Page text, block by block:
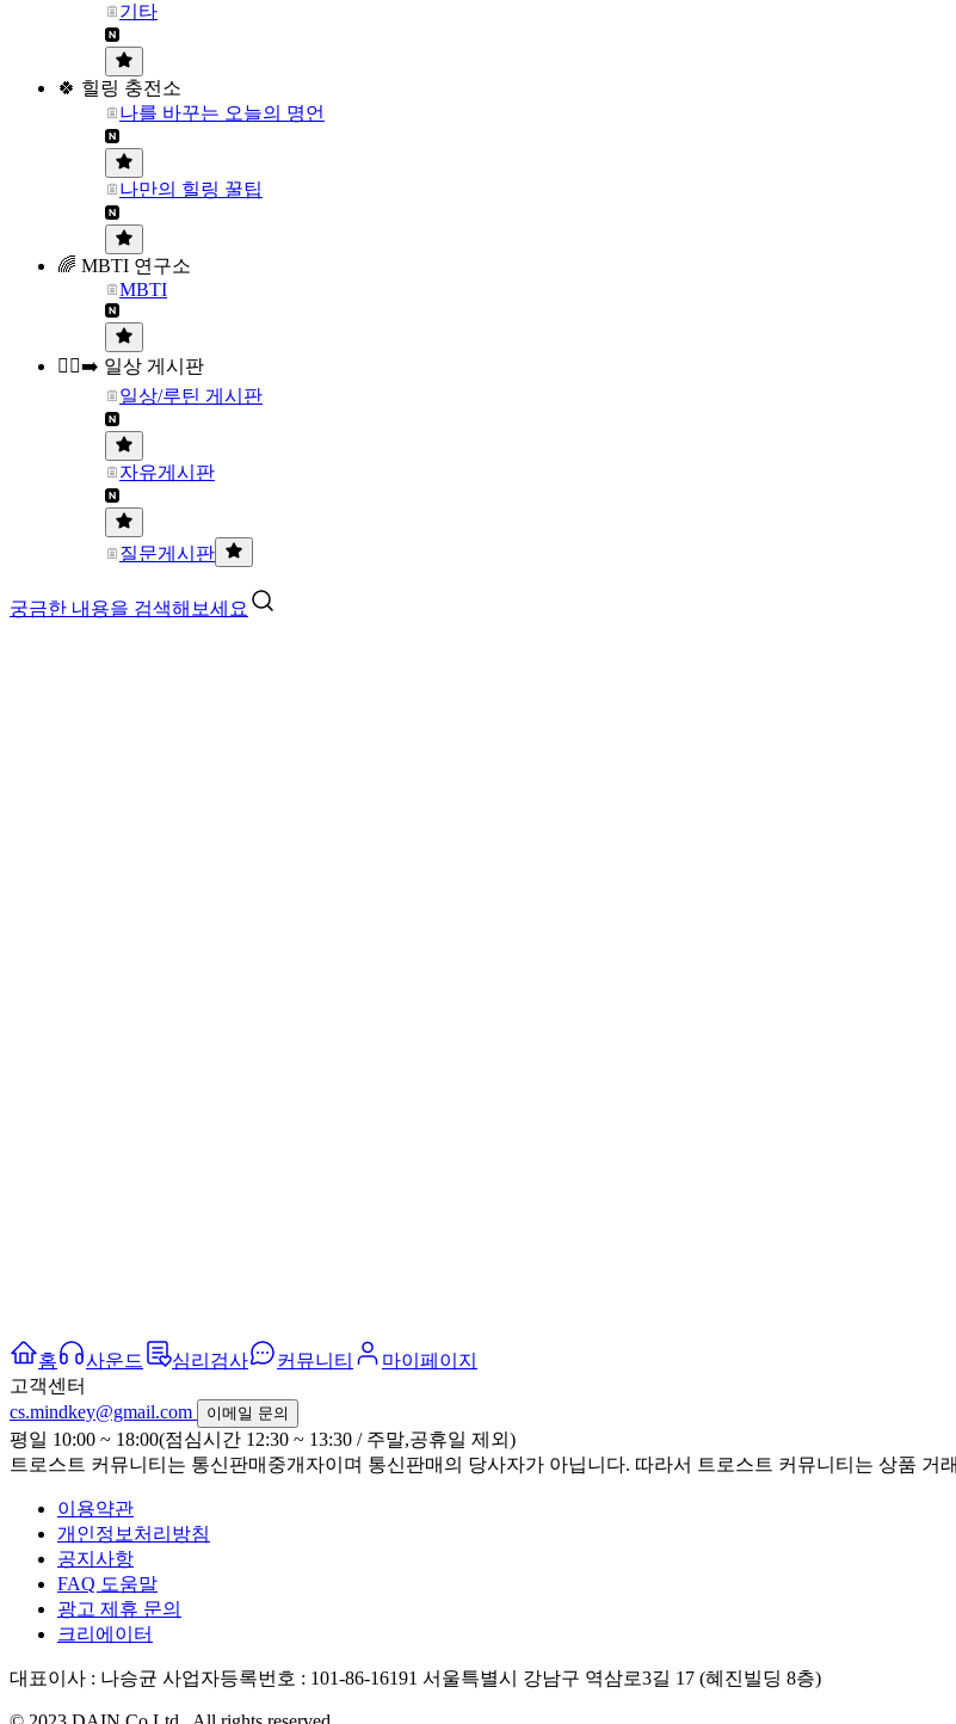
기타
🍀 힐링 충전소
나를 바꾸는 오늘의 명언
나만의 힐링 꿀팁
🌈 MBTI 연구소
MBTI
🏃‍♀️‍➡️ 일상 게시판
일상/루틴 게시판
자유게시판
질문게시판
궁금한 내용을 검색해보세요
홈 사운드 심리검사 커뮤니티
마이페이지
고객센터
cs.mindkey@gmail.com
이메일 문의
평일 10:00 ~ 18:00(점심시간 12:30 ~ 13:30 / 주말,공휴일 제외)
트로스트 커뮤니티는 통신판매중개자이며 통신판매의 당사자가 아닙니다. 따라서 트로스트 커뮤니티는 상품 거
이용약관
개인정보처리방침
공지사항
FAQ 도움말
광고 제휴 문의
크리에이터
대표이사 : 나승균 사업자등록번호 : 101-86-16191 서울특별시 강남구 역삼로3길 17 (혜진빌딩 8층)